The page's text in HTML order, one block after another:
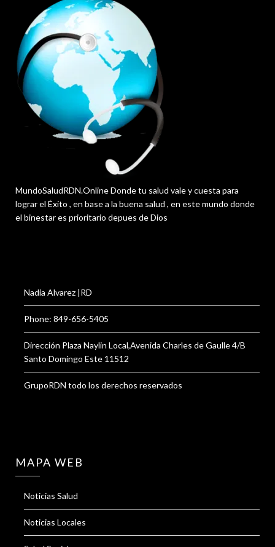
MundoSaludRDN.Online Donde tu salud vale y cuesta para
lograr el Éxito , en base a la buena salud , en este mundo donde
el binestar es prioritario depues de Dios
Nadia Alvarez |RD
Phone: 849-656-5405
Dirección Plaza Naylin Local,Avenida Charles de Gaulle 4/B
Santo Domingo Este 11512
GrupoRDN todo los derechos reservados
MAPA WEB
Noticias Salud
Noticias Locales